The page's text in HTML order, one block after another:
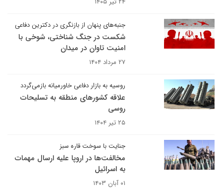
جنبه‌های پنهان از بازنگری در دکترین دفاعی
شکست در جنگ شناختی، شوخی با
امنیت تاوان در میدان
۲۷ مرداد ۱۴۰۴
روسیه به بازار دفاعی خاورمیانه بازمی‌گردد
علاقه کشورهای منطقه به تسلیحات
روسی
۲۵ تیر ۱۴۰۴
جنایت با سوخت قاره سبز
مخالفت‌ها در اروپا علیه ارسال مهمات
به اسرائیل
۰۱ آبان ۱۴۰۳